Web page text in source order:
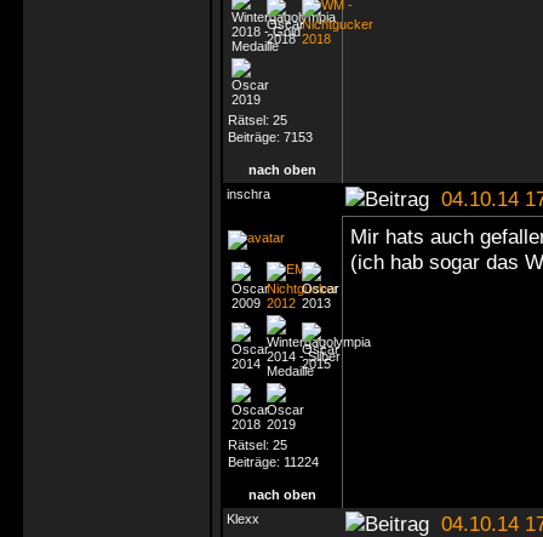
Rätsel: 25
Beiträge: 7153
nach oben
inschra
04.10.14
Rätsel: 25
Beiträge: 11224
Mir hats auch
(ich hab sogar das
nach oben
Klexx
04.10.14